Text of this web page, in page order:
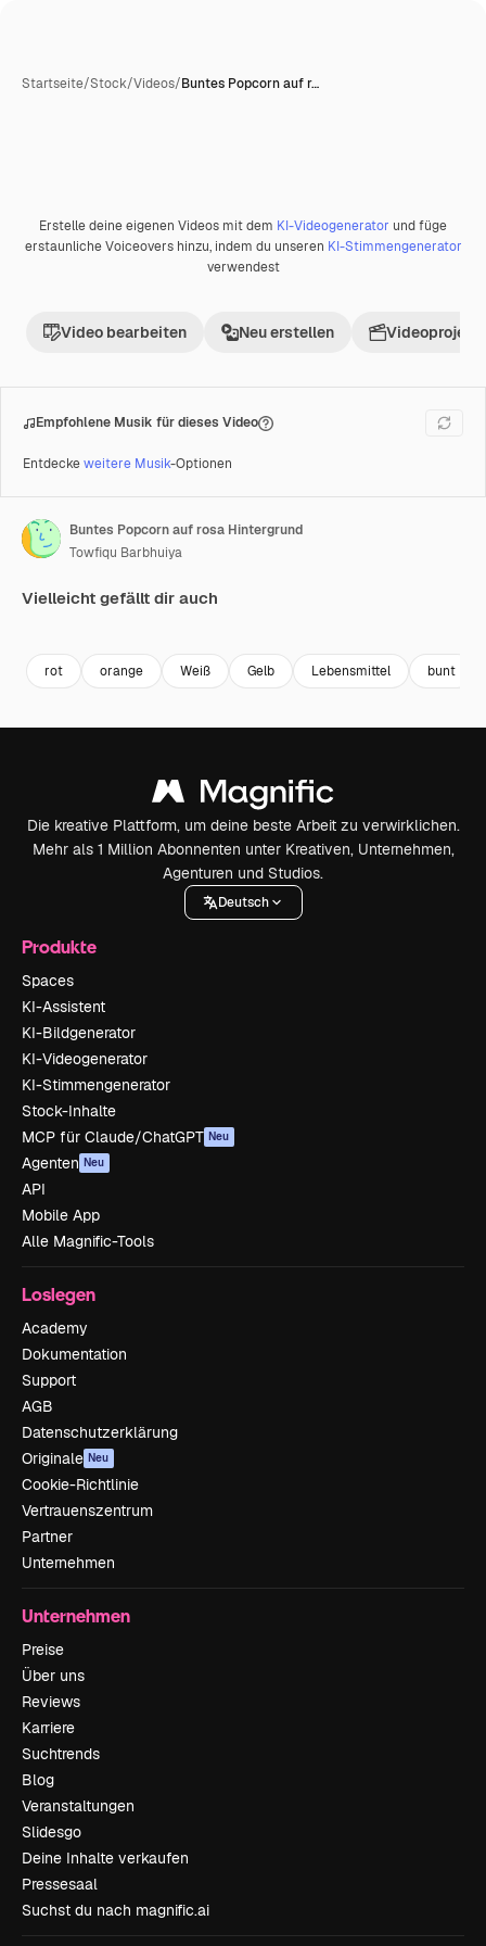
Startseite/Stock/Videos/Buntes Popcorn auf r…
Premium
Erstelle deine eigenen Videos mit dem KI-Videogenerator und füge
erstaunliche Voiceovers hinzu, indem du unseren KI-Stimmengenerator
verwendest
Video bearbeiten Neu erstellen Videoprojekt
Empfohlene Musik für dieses Video
Entdeckeweitere Musik-Optionen
Buntes Popcorn auf rosa Hintergrund
Towfiqu Barbhuiya
Vielleicht gefällt dir auch
rot orange Weiß Gelb Lebensmittel bunt
Die kreative Plattform, um deine beste Arbeit zu verwirklichen.
Mehr als 1 Million Abonnenten unter Kreativen, Unternehmen,
Agenturen und Studios.
Deutsch
Produkte
Spaces
KI-Assistent
KI-Bildgenerator
KI-Videogenerator
KI-Stimmengenerator
Stock-Inhalte
MCP für Claude/ChatGPT Neu
Agenten Neu
API
Mobile App
Alle Magnific-Tools
Loslegen
Academy
Dokumentation
Support
AGB
Datenschutzerklärung
Originale Neu
Cookie-Richtlinie
Vertrauenszentrum
Partner
Unternehmen
Unternehmen
Preise
Über uns
Reviews
Karriere
Suchtrends
Blog
Veranstaltungen
Slidesgo
Deine Inhalte verkaufen
Pressesaal
Suchst du nach magnific.ai